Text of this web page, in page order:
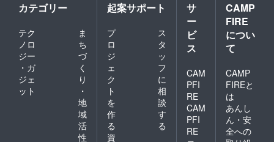
カテゴリー
テク
ノロ
ジー
・ガ
ジェ
ット
ま
ち
づ
く
り
・
地
域
活
性
起案サポート
プ
ロ
ジ
ェ
ク
ト
を
作
る
ス
タ
ッ
フ
に
相
談
す
る
資
サ
ー
ビ
ス
CAM
PFI
RE
CAM
PFI
RE
CAMP
FIRE
につい
て
CAMP
FIREと
は
あんし
ん・安
全への